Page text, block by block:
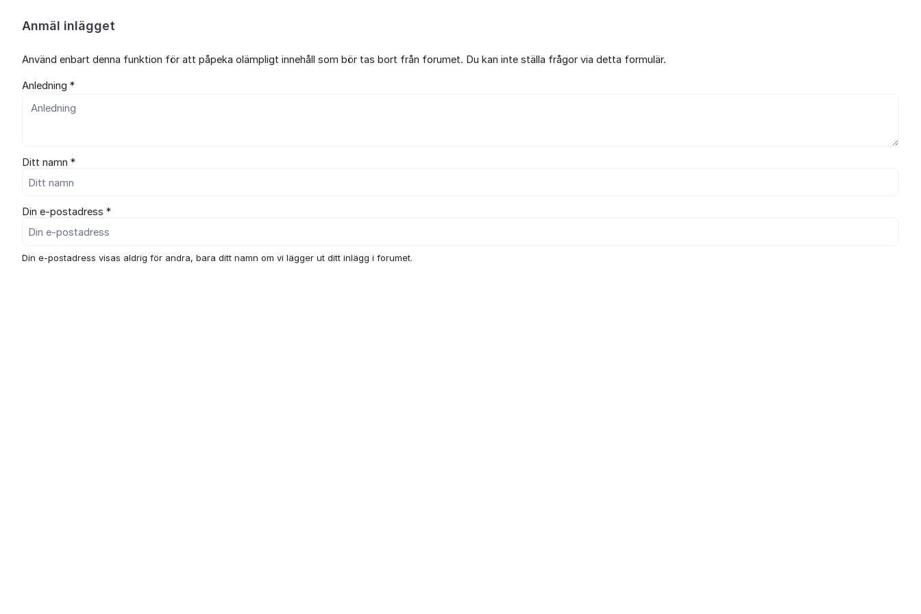
Anmäl inlägget
Använd enbart denna funktion för att påpeka olämpligt innehåll som bör tas bort från forumet. Du kan inte ställa frågor via detta formulär.
Anledning *
Ditt namn *
Din e-postadress *
Din e-postadress visas aldrig för andra, bara ditt namn om vi lägger ut ditt inlägg i forumet.